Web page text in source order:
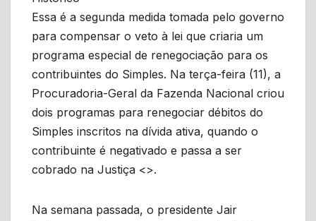
Essa é a segunda medida tomada pelo governo
para compensar o veto à lei que criaria um
programa especial de renegociação para os
contribuintes do Simples. Na terça-feira (11), a
Procuradoria-Geral da Fazenda Nacional criou
dois programas para renegociar débitos do
Simples inscritos na dívida ativa, quando o
contribuinte é negativado e passa a ser
cobrado na Justiça <>.
Na semana passada, o presidente Jair